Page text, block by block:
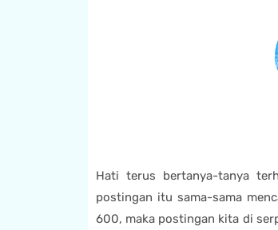
Hati terus bertanya-tanya
postingan itu sama-sama
600, maka postingan kita di